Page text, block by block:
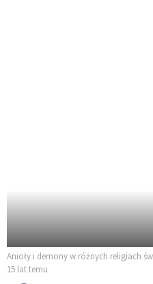
Anioły i demony w różnych religiach
15 lat temu